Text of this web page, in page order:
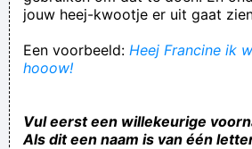
jouw heej-kwootje er uit gaat
Een voorbeeld: Heej Francine ik
hooow!
Vul eerst een willekeurige
Als dit een naam is van één